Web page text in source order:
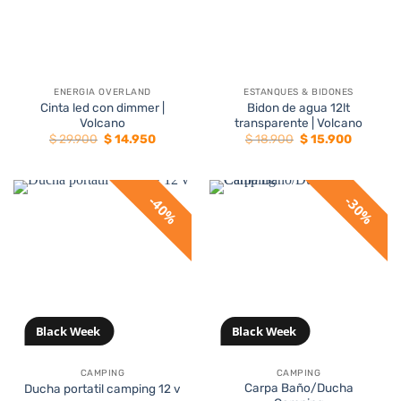
ENERGIA OVERLAND
Cinta led con dimmer |
Volcano
$29.900 El
precio
$ 29.900.
$14.950El
$ 14.950.
ESTANQUES & BIDONES
Bidon de agua 12lt
transparente | Volcano
$18.900 El
precio
$ 18.900.
$15.900El
$ 15.900.
40%
Black Week
CAMPING
Ducha portatil camping 12 v
30%
Black Week
CAMPING
Carpa Baño/Ducha